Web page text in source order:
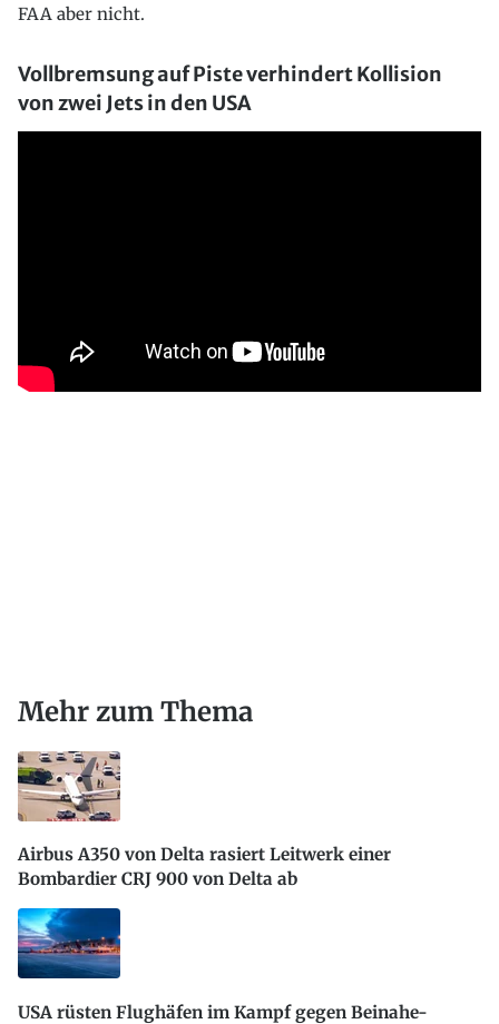
FAA aber nicht.
Vollbremsung auf Piste verhindert Kollision
von zwei Jets in den USA
Mehr zum Thema
Airbus A350 von Delta rasiert Leitwerk einer
Bombardier CRJ 900 von Delta ab
USA rüsten Flughäfen im Kampf gegen Beinahe-